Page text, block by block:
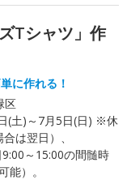
Tシャツ」作
に作れる！
区
(土)～7月5日(日) ※休
は翌日）、
～15:00の間髄時
能）。